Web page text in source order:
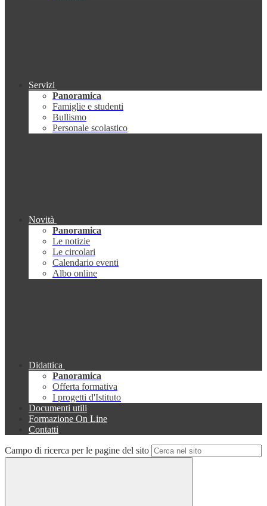
Servizi
Panoramica
Famiglie e studenti
Bullismo
Personale scolastico
Novità
Panoramica
Le notizie
Le circolari
Calendario eventi
Albo online
Didattica
Panoramica
Offerta formativa
I progetti d'Istituto
Documenti utili
Formazione On Line
Contatti
Campo di ricerca per le pagine del sito